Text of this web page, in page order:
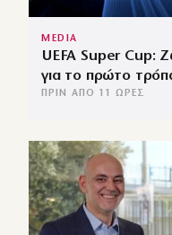
MEDIA
UEFA Super Cup:
για το πρώτο
ΠΡΙΝ ΑΠΌ 11 ΏΡΕΣ